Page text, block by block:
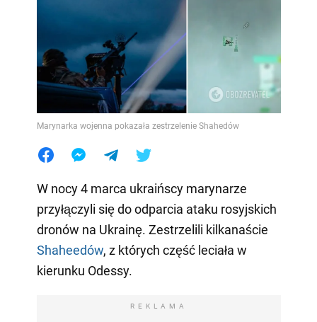
Marynarka wojenna pokazała zestrzelenie Shahedów
W nocy 4 marca ukraińscy marynarze
przyłączyli się do odparcia ataku rosyjskich
dronów na Ukrainę. Zestrzelili kilkanaście
Shaheedów, z których część leciała w
kierunku Odessy.
REKLAMA